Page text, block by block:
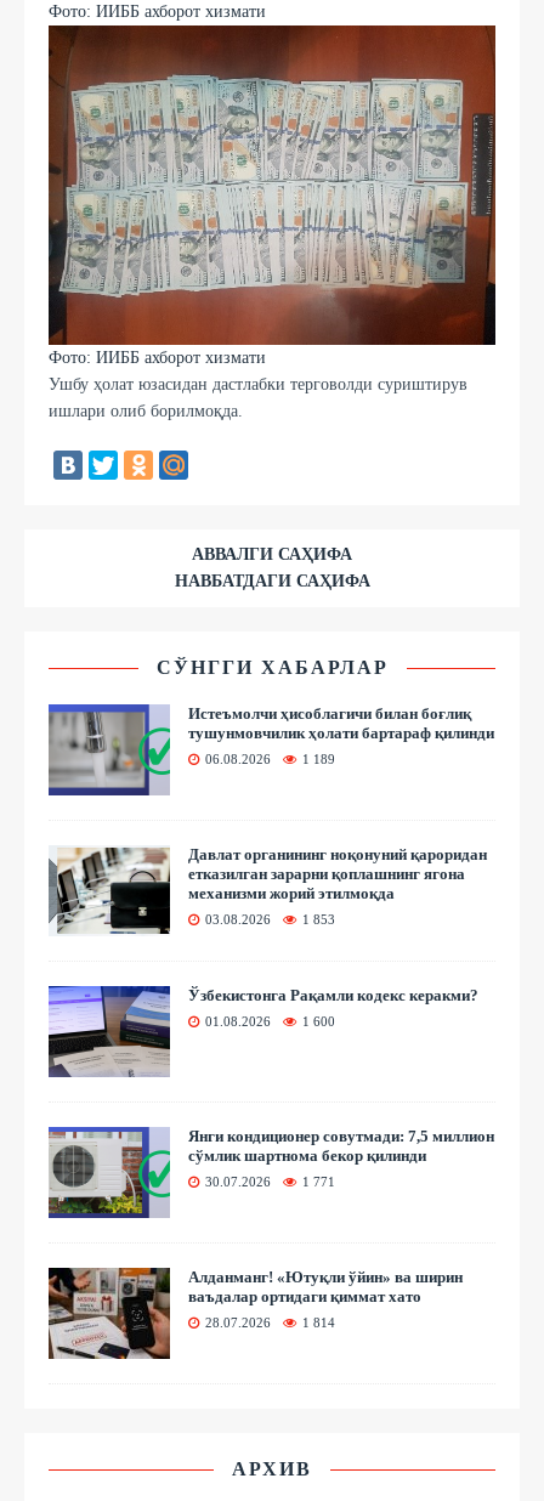
Фото: ИИББ ахборот хизмати
Фото: ИИББ ахборот хизмати
Ушбу ҳолат юзасидан дастлабки терговолди суриштирув
ишлари олиб борилмоқда.
АВВАЛГИ САҲИФА
НАВБАТДАГИ САҲИФА
СЎНГГИ ХАБАРЛАР
Истеъмолчи ҳисоблагичи билан боғлиқ
тушунмовчилик ҳолати бартараф қилинди
06.08.2026 1 189
Давлат органининг ноқонуний қароридан
етказилган зарарни қоплашнинг ягона
механизми жорий этилмоқда
03.08.2026 1 853
Ўзбекистонга Рақамли кодекс керакми?
01.08.2026 1 600
Янги кондиционер совутмади: 7,5 миллион
сўмлик шартнома бекор қилинди
30.07.2026 1 771
Алданманг! «Ютуқли ўйин» ва ширин
ваъдалар ортидаги қиммат хато
28.07.2026 1 814
АРХИВ